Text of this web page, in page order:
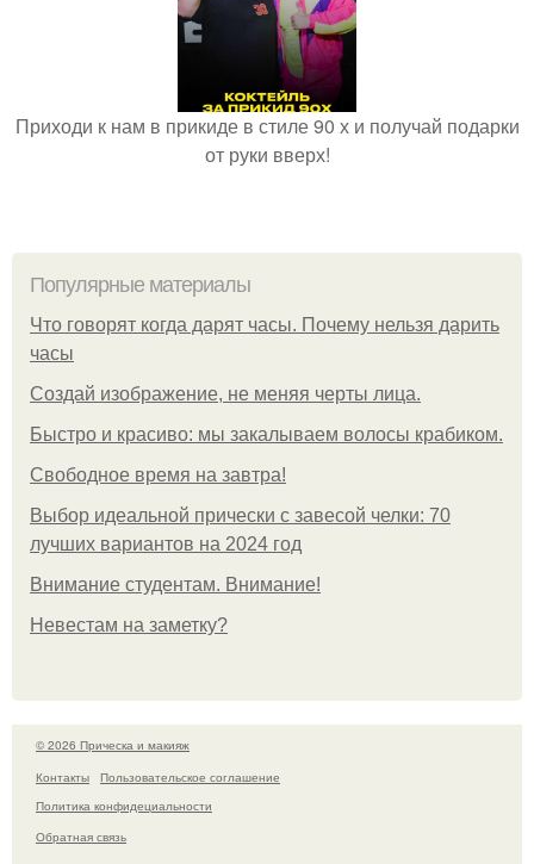
Приходи к нам в прикиде в стиле 90 х и получай подарки
от руки вверх!
Популярные материалы
Что говорят когда дарят часы. Почему нельзя дарить
часы
Создай изображение, не меняя черты лица.
Быстро и красиво: мы закалываем волосы крабиком.
Свободное время на завтра!
Выбор идеальной прически с завесой челки: 70
лучших вариантов на 2024 год
Внимание студентам. Внимание!
Невестам на заметку?
© 2026 Прическа и макияж
Контакты
Пользовательское соглашение
Политика конфидециальности
Обратная связь